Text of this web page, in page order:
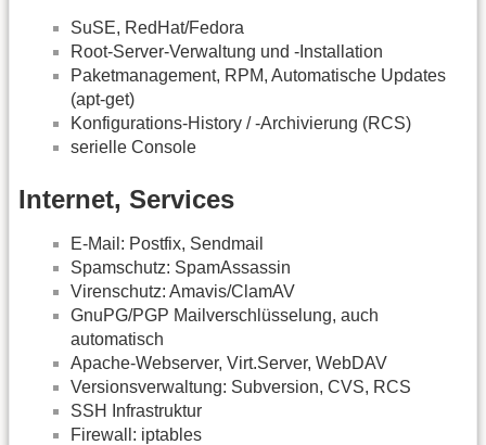
SuSE, RedHat/Fedora
Root-Server-Verwaltung und -Installation
Paketmanagement, RPM, Automatische Updates
(apt-get)
Konfigurations-History / -Archivierung (RCS)
serielle Console
Internet, Services
E-Mail: Postfix, Sendmail
Spamschutz: SpamAssassin
Virenschutz: Amavis/ClamAV
GnuPG/PGP Mailverschlüsselung, auch
automatisch
Apache-Webserver, Virt.Server, WebDAV
Versionsverwaltung: Subversion, CVS, RCS
SSH Infrastruktur
Firewall: iptables